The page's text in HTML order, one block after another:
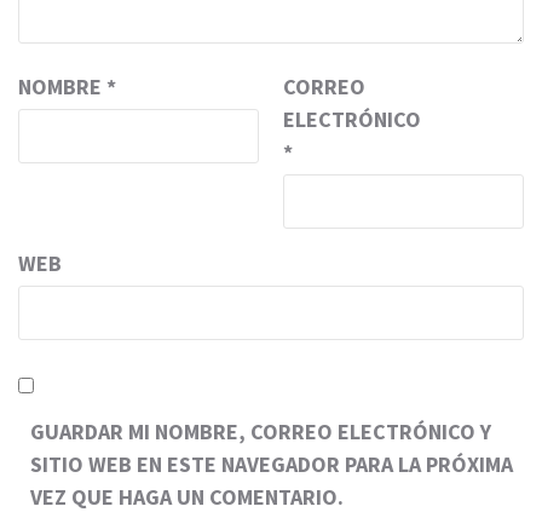
NOMBRE *
CORREO
ELECTRÓNICO
*
WEB
GUARDAR MI NOMBRE, CORREO ELECTRÓNICO Y
SITIO WEB EN ESTE NAVEGADOR PARA LA PRÓXIMA
VEZ QUE HAGA UN COMENTARIO.